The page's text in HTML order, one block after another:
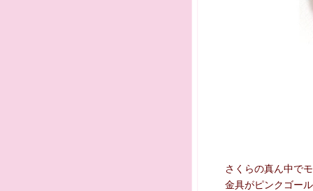
さくらの真ん中で
金具がピンクゴー